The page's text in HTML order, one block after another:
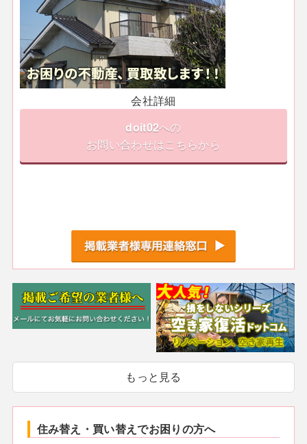
会社詳細
doit02への
お問い合わせはこちらから
もっと見る
住み替え・買い替えでお困りの方へ